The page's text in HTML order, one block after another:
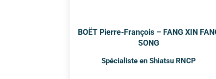
BOËT Pierre-François – FANG XIN
SONG
Spécialiste en Shiatsu RNCP